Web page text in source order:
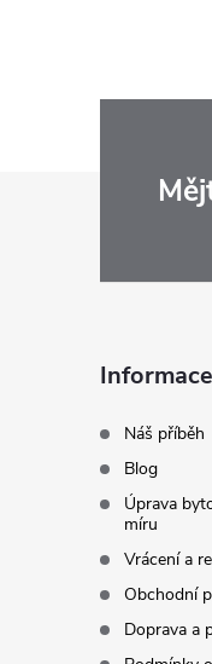
Náš příběh
Blog
Úprava
míru
Vrácení a
Obchodní
Doprava a